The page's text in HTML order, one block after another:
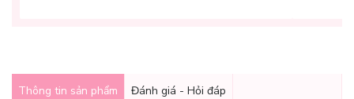
Thông tin sản phẩm Đánh giá - Hỏi đáp